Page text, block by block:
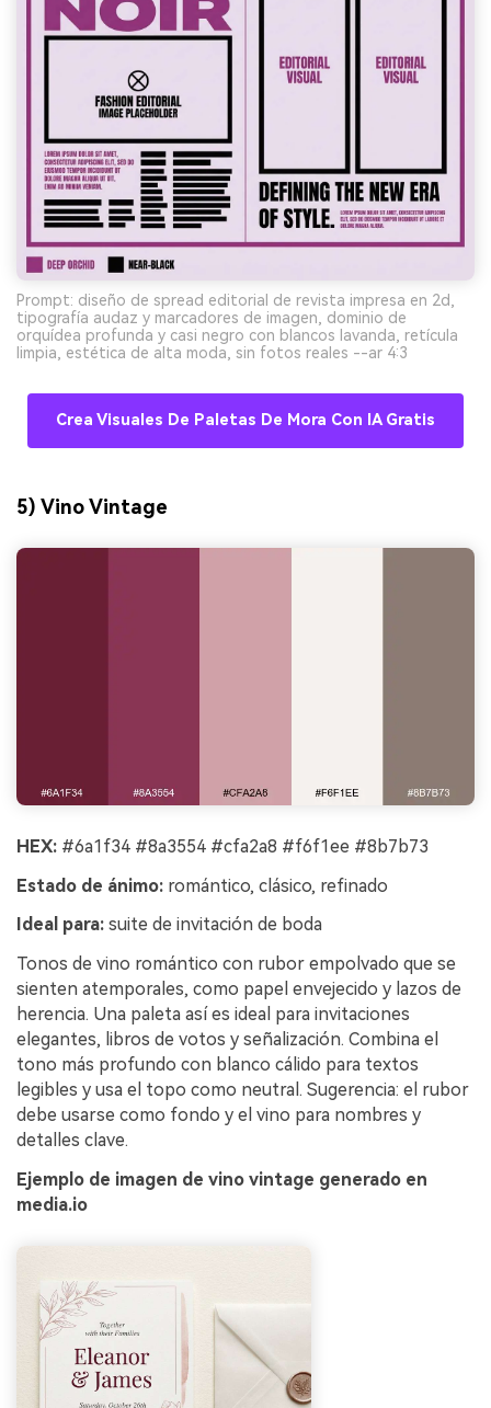
Prompt: diseño de spread editorial de revista impresa en 2d,
tipografía audaz y marcadores de imagen, dominio de
orquídea profunda y casi negro con blancos lavanda, retícula
limpia, estética de alta moda, sin fotos reales --ar 4:3
Crea Visuales De Paletas De Mora Con IA Gratis
5) Vino Vintage
HEX: #6a1f34 #8a3554 #cfa2a8 #f6f1ee #8b7b73
Estado de ánimo: romántico, clásico, refinado
Ideal para: suite de invitación de boda
Tonos de vino romántico con rubor empolvado que se
sienten atemporales, como papel envejecido y lazos de
herencia. Una paleta así es ideal para invitaciones
elegantes, libros de votos y señalización. Combina el
tono más profundo con blanco cálido para textos
legibles y usa el topo como neutral. Sugerencia: el rubor
debe usarse como fondo y el vino para nombres y
detalles clave.
Ejemplo de imagen de vino vintage generado en
media.io